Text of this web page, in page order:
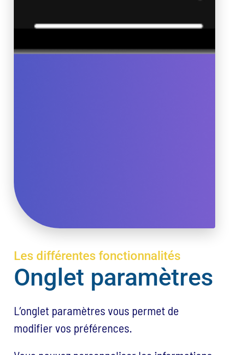
Les différentes fonctionnalités
Onglet paramètres
L’onglet paramètres vous permet de
modifier vos préférences.